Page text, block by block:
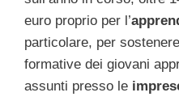
euro proprio per l’
particolare, per
formative dei giovani
assunti presso le